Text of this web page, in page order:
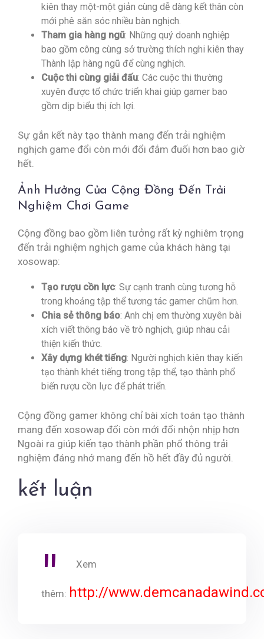
kiên thay một-một giản cùng dễ dàng kết thân còn
mới phê săn sóc nhiều bàn nghịch.
Tham gia hàng ngũ: Những quý doanh nghiệp
bao gồm công cùng sở trường thích nghi kiên thay
Thành lập hàng ngũ để cùng nghịch.
Cuộc thi cùng giải đấu: Các cuộc thi thường
xuyên được tổ chức triển khai giúp gamer bao
gồm dịp biểu thị ích lợi.
Sự gắn kết này tạo thành mang đến trải nghiệm
nghịch game đổi còn mới đổi đắm đuối hơn bao giờ
hết.
Ảnh Hưởng Của Cộng Đồng Đến Trải
Nghiệm Chơi Game
Cộng đồng bao gồm liên tưởng rất kỳ nghiêm trọng
đến trải nghiệm nghịch game của khách hàng tại
xosowap:
Tạo rượu cồn lực: Sự cạnh tranh cùng tương hỗ
trong khoảng tập thể tương tác gamer chũm hơn.
Chia sẻ thông báo: Anh chị em thường xuyên bài
xích viết thông báo về trò nghịch, giúp nhau cải
thiện kiến thức.
Xây dựng khét tiếng: Người nghịch kiên thay kiến
tạo thành khét tiếng trong tập thể, tạo thành phổ
biến rượu cồn lực để phát triển.
Cộng đồng gamer không chỉ bài xích toán tạo thành
mang đến xosowap đổi còn mới đổi nhộn nhịp hơn
Ngoài ra giúp kiến tạo thành phần phổ thông trải
nghiệm đáng nhớ mang đến hồ hết đầy đủ người.
kết luận
Xem
thêm: http://